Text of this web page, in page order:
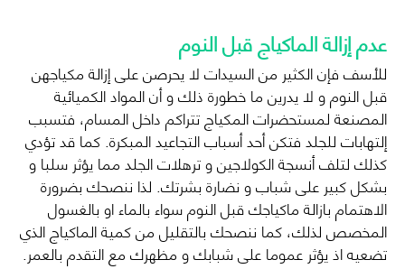
عدم إزالة الماكياج قبل النوم
للأسف فإن الكثير من السيدات لا يحرصن على إزالة مكياجهن
قبل النوم و لا يدرين ما خطورة ذلك و أن المواد الكميائية
المصنعة لمستحضرات المكياج تتراكم داخل المسام، فتسبب
إلتهابات للجلد فتكن أحد أسباب التجاعيد المبكرة. كما قد تؤدي
كذلك لتلف أنسجة الكولاجين و ترهلات الجلد مما يؤثر سلبا و
بشكل كبير على شباب و نضارة بشرتك. لذا ننصحك بضرورة
الاهتمام بازالة ماكياجك قبل النوم سواء بالماء او بالغسول
المخصص لذلك، كما ننصحك بالتقليل من كمية الماكياج الذي
تضعيه اذ يؤثر عموما على شبابك و مظهرك مع التقدم بالعمر.